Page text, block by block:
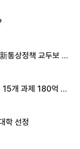
통상정책 교두보 활
15개 과제 180억 지
학 선정